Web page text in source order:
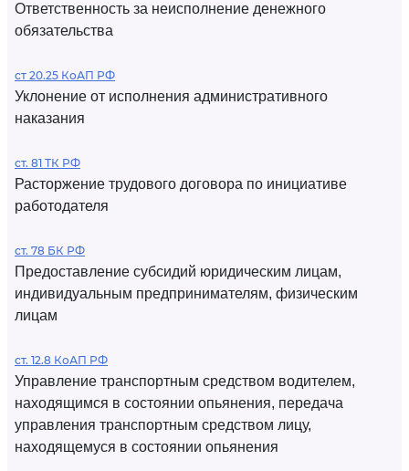
Ответственность за неисполнение денежного
обязательства
ст 20.25 КоАП РФ
Уклонение от исполнения административного
наказания
ст. 81 ТК РФ
Расторжение трудового договора по инициативе
работодателя
ст. 78 БК РФ
Предоставление субсидий юридическим лицам,
индивидуальным предпринимателям, физическим
лицам
ст. 12.8 КоАП РФ
Управление транспортным средством водителем,
находящимся в состоянии опьянения, передача
управления транспортным средством лицу,
находящемуся в состоянии опьянения